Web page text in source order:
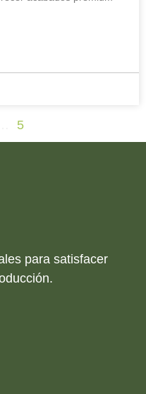
5
para satisfacer